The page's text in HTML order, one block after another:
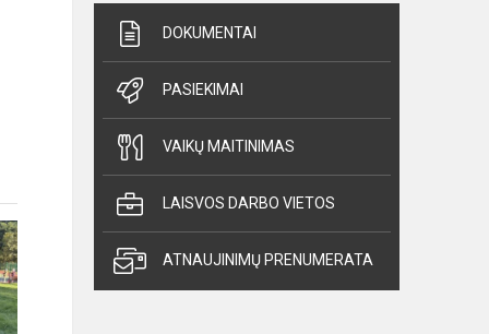
DOKUMENTAI
PASIEKIMAI
VAIKŲ MAITINIMAS
LAISVOS DARBO VIETOS
ATNAUJINIMŲ PRENUMERATA